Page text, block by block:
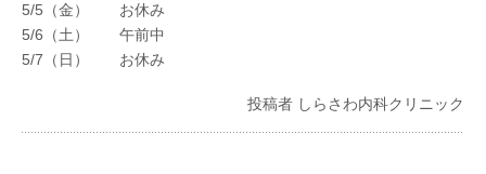
5/5（金） お休み
5/6（土） 午前中
5/7（日） お休み
投稿者 しらさわ内科クリニック